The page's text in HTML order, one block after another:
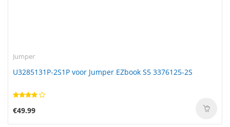
Jumper
U3285131P-2S1P voor Jumper EZbook S5 3376125-2S
€49.99